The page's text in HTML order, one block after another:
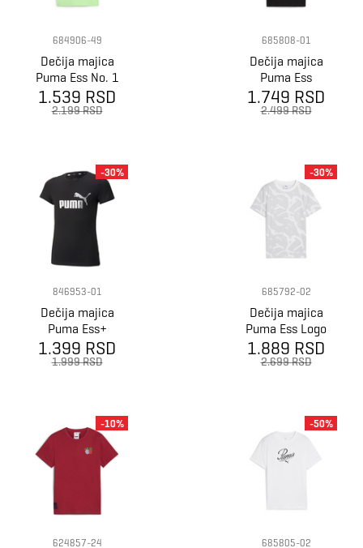
684906-49
Dečija majica
Puma Ess No. 1
Logo Tee B
1.539 RSD
2.199 RSD
685808-01
Dečija majica
Puma Ess
Metallic Tee G
1.749 RSD
2.499 RSD
846953-01
Dečija majica
Puma Ess+
Logo Tee G
1.399 RSD
1.999 RSD
-30%
685792-02
Dečija majica
Puma Ess Logo
Lab Aop Tee B
1.889 RSD
2.699 RSD
-30%
624857-24
-10%
685805-02
-50%